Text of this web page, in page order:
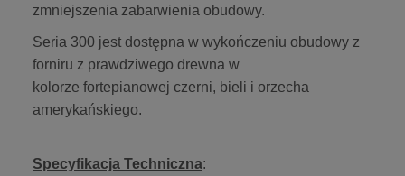
zmniejszenia zabarwienia obudowy.
Seria 300 jest dostępna w wykończeniu obudowy z
forniru z prawdziwego drewna w
kolorze fortepianowej czerni, bieli i orzecha
amerykańskiego.
Specyfikacja Techniczna: